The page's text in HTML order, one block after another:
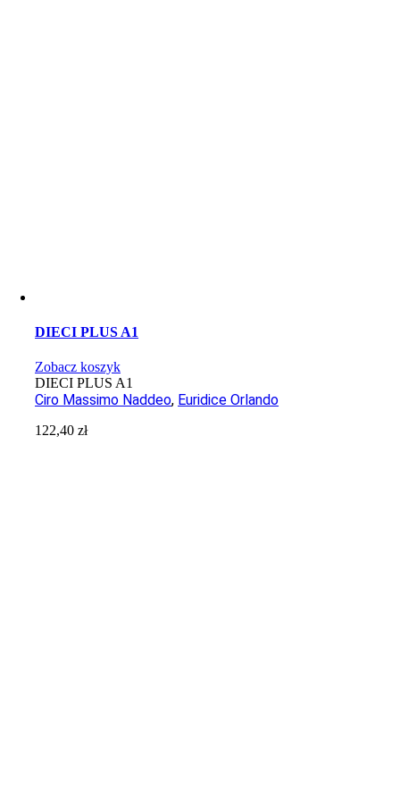
DIECI PLUS A1
Zobacz koszyk
DIECI PLUS A1
Ciro Massimo Naddeo, Euridice Orlando
122,40zł